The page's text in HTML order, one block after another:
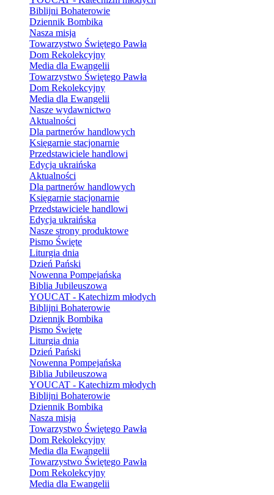
Biblijni Bohaterowie
Dziennik Bombika
Nasza misja
Towarzystwo Świętego Pawła
Dom Rekolekcyjny
Media dla Ewangelii
Towarzystwo Świętego Pawła
Dom Rekolekcyjny
Media dla Ewangelii
Nasze wydawnictwo
Aktualności
Dla partnerów handlowych
Księgarnie stacjonarnie
Przedstawiciele handlowi
Edycja ukraińska
Aktualności
Dla partnerów handlowych
Księgarnie stacjonarnie
Przedstawiciele handlowi
Edycja ukraińska
Nasze strony produktowe
Pismo Święte
Liturgia dnia
Dzień Pański
Nowenna Pompejańska
Biblia Jubileuszowa
YOUCAT - Katechizm młodych
Biblijni Bohaterowie
Dziennik Bombika
Pismo Święte
Liturgia dnia
Dzień Pański
Nowenna Pompejańska
Biblia Jubileuszowa
YOUCAT - Katechizm młodych
Biblijni Bohaterowie
Dziennik Bombika
Nasza misja
Towarzystwo Świętego Pawła
Dom Rekolekcyjny
Media dla Ewangelii
Towarzystwo Świętego Pawła
Dom Rekolekcyjny
Media dla Ewangelii